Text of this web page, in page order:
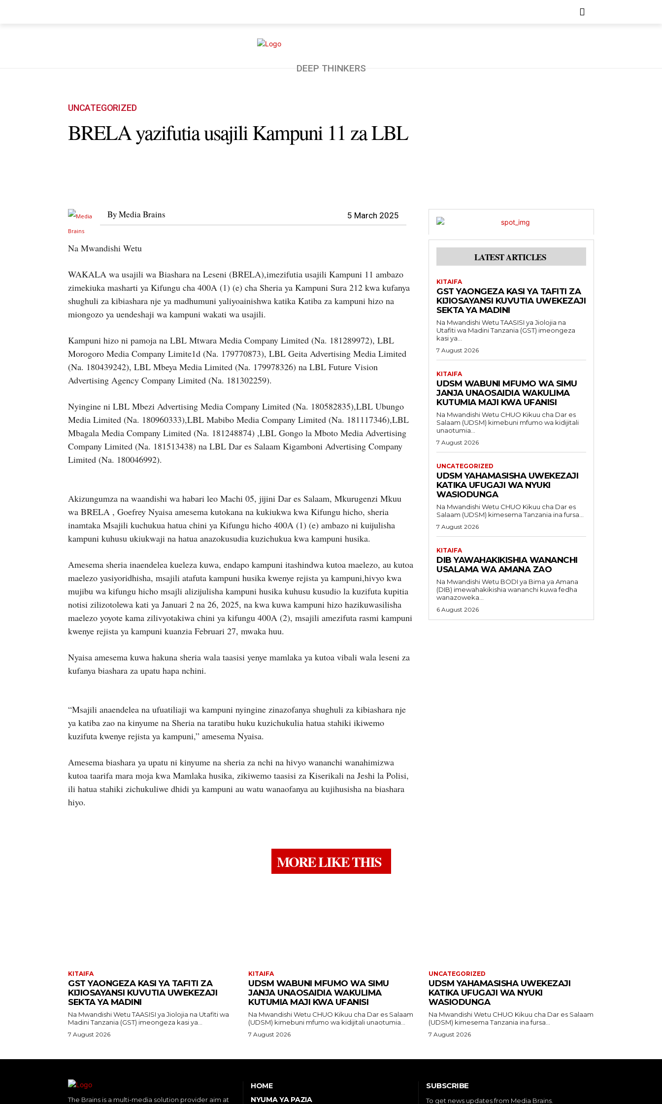
DEEP THINKERS
UNCATEGORIZED
BRELA yazifutia usajili Kampuni 11 za LBL
ByMedia Brains 5 March 2025
Na Mwandishi Wetu
WAKALA wa usajili wa Biashara na Leseni (BRELA),imezifutia usajili Kampuni 11 ambazo
zimekiuka masharti ya Kifungu cha 400A (1) (e) cha Sheria ya Kampuni Sura 212 kwa kufanya
shughuli za kibiashara nje ya madhumuni yaliyoainishwa katika Katiba za kampuni hizo na
miongozo ya uendeshaji wa kampuni wakati wa usajili.
Kampuni hizo ni pamoja na LBL Mtwara Media Company Limited (Na. 181289972), LBL
Morogoro Media Company Limite1d (Na. 179770873), LBL Geita Advertising Media Limited
(Na. 180439242), LBL Mbeya Media Limited (Na. 179978326) na LBL Future Vision
Advertising Agency Company Limited (Na. 181302259).
Nyingine ni LBL Mbezi Advertising Media Company Limited (Na. 180582835),LBL Ubungo
Media Limited (Na. 180960333),LBL Mabibo Media Company Limited (Na. 181117346),LBL
Mbagala Media Company Limited (Na. 181248874) ,LBL Gongo la Mboto Media Advertising
Company Limited (Na. 181513438) na LBL Dar es Salaam Kigamboni Advertising Company
Limited (Na. 180046992).
Akizungumza na waandishi wa habari leo Machi 05, jijini Dar es Salaam, Mkurugenzi Mkuu
wa BRELA , Goefrey Nyaisa amesema kutokana na kukiukwa kwa Kifungu hicho, sheria
inamtaka Msajili kuchukua hatua chini ya Kifungu hicho 400A (1) (e) ambazo ni kuijulisha
kampuni kuhusu ukiukwaji na hatua anazokusudia kuzichukua kwa kampuni husika.
Amesema sheria inaendelea kueleza kuwa, endapo kampuni itashindwa kutoa maelezo, au kutoa
maelezo yasiyoridhisha, msajili atafuta kampuni husika kwenye rejista ya kampuni,hivyo kwa
mujibu wa kifungu hicho msajli alizijulisha kampuni husika kuhusu kusudio la kuzifuta kupitia
notisi zilizotolewa kati ya Januari 2 na 26, 2025, na kwa kuwa kampuni hizo hazikuwasilisha
maelezo yoyote kama zilivyotakiwa chini ya kifungu 400A (2), msajili amezifuta rasmi kampuni
kwenye rejista ya kampuni kuanzia Februari 27, mwaka huu.
Nyaisa amesema kuwa hakuna sheria wala taasisi yenye mamlaka ya kutoa vibali wala leseni za
kufanya biashara za upatu hapa nchini.
“Msajili anaendelea na ufuatiliaji wa kampuni nyingine zinazofanya shughuli za kibiashara nje
ya katiba zao na kinyume na Sheria na taratibu huku kuzichukulia hatua stahiki ikiwemo
kuzifuta kwenye rejista ya kampuni,” amesema Nyaisa.
Amesema biashara ya upatu ni kinyume na sheria za nchi na hivyo wananchi wanahimizwa
kutoa taarifa mara moja kwa Mamlaka husika, zikiwemo taasisi za Kiserikali na Jeshi la Polisi,
ili hatua stahiki zichukuliwe dhidi ya kampuni au watu wanaofanya au kujihusisha na biashara
hiyo.
LATEST ARTICLES
KITAIFA
GST YAONGEZA KASI YA TAFITI ZA
KIJIOSAYANSI KUVUTIA UWEKEZAJI
SEKTA YA MADINI
Na Mwandishi Wetu TAASISI ya Jiolojia na
Utafiti wa Madini Tanzania (GST) imeongeza
kasi ya...
7 August 2026
KITAIFA
UDSM WABUNI MFUMO WA SIMU
JANJA UNAOSAIDIA WAKULIMA
KUTUMIA MAJI KWA UFANISI
Na Mwandishi Wetu CHUO Kikuu cha Dar es
Salaam (UDSM) kimebuni mfumo wa kidijitali
unaotumia...
7 August 2026
UNCATEGORIZED
UDSM YAHAMASISHA UWEKEZAJI
KATIKA UFUGAJI WA NYUKI
WASIODUNGA
Na Mwandishi Wetu CHUO Kikuu cha Dar es
Salaam (UDSM) kimesema Tanzania ina fursa...
7 August 2026
KITAIFA
DIB YAWAHAKIKISHIA WANANCHI
USALAMA WA AMANA ZAO
Na Mwandishi Wetu BODI ya Bima ya Amana
(DIB) imewahakikishia wananchi kuwa fedha
wanazoweka...
6 August 2026
MORE LIKE THIS
KITAIFA
GST YAONGEZA KASI YA TAFITI ZA
KIJIOSAYANSI KUVUTIA UWEKEZAJI
SEKTA YA MADINI
Na Mwandishi Wetu TAASISI ya Jiolojia na Utafiti wa
Madini Tanzania (GST) imeongeza kasi ya...
7 August 2026
KITAIFA
UDSM WABUNI MFUMO WA SIMU
JANJA UNAOSAIDIA WAKULIMA
KUTUMIA MAJI KWA UFANISI
Na Mwandishi Wetu CHUO Kikuu cha Dar es Salaam
(UDSM) kimebuni mfumo wa kidijitali unaotumia...
7 August 2026
UNCATEGORIZED
UDSM YAHAMASISHA UWEKEZAJI
KATIKA UFUGAJI WA NYUKI
WASIODUNGA
Na Mwandishi Wetu CHUO Kikuu cha Dar es Salaam
(UDSM) kimesema Tanzania ina fursa...
7 August 2026
The Brains is a multi-media solution provider aim at
HOME
NYUMA YA PAZIA
SUBSCRIBE
To get news updates from Media Brains.